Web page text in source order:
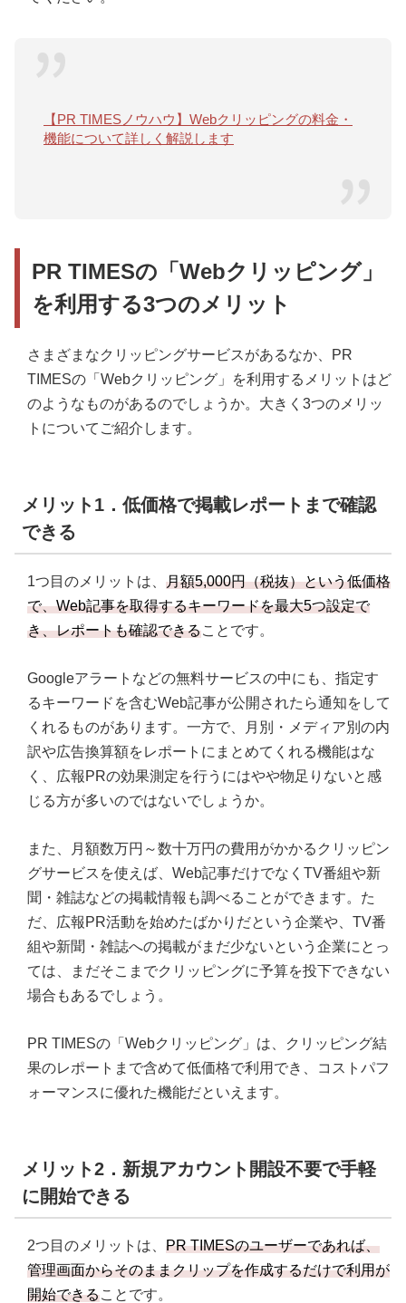
【PR TIMESノウハウ】Webクリッピングの料金・
機能について詳しく解説します
PR TIMESの「Webクリッピング」
を利用する3つのメリット
さまざまなクリッピングサービスがあるなか、PR
TIMESの「Webクリッピング」を利用するメリットはど
のようなものがあるのでしょうか。大きく3つのメリッ
トについてご紹介します。
メリット1．低価格で掲載レポートまで確認
できる
1つ目のメリットは、 月額5,000円（税抜）という低価格
で、Web記事を取得するキーワードを最大5つ設定で
き、レポートも確認できることです。
Googleアラートなどの無料サービスの中にも、指定す
るキーワードを含むWeb記事が公開されたら通知をして
くれるものがあります。一方で、月別・メディア別の内
訳や広告換算額をレポートにまとめてくれる機能はな
く、広報PRの効果測定を行うにはやや物足りないと感
じる方が多いのではないでしょうか。
また、月額数万円～数十万円の費用がかかるクリッピン
グサービスを使えば、Web記事だけでなくTV番組や新
聞・雑誌などの掲載情報も調べることができます。た
だ、広報PR活動を始めたばかりだという企業や、TV番
組や新聞・雑誌への掲載がまだ少ないという企業にとっ
ては、まだそこまでクリッピングに予算を投下できない
場合もあるでしょう。
PR TIMESの「Webクリッピング」は、クリッピング結
果のレポートまで含めて低価格で利用でき、コストパフ
ォーマンスに優れた機能だといえます。
メリット2．新規アカウント開設不要で手軽
に開始できる
2つ目のメリットは、 PR TIMESのユーザーであれば、
管理画面からそのままクリップを作成するだけで利用が
開始できることです。